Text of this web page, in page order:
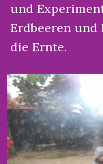
und
Erdbeeren
die Ernte.